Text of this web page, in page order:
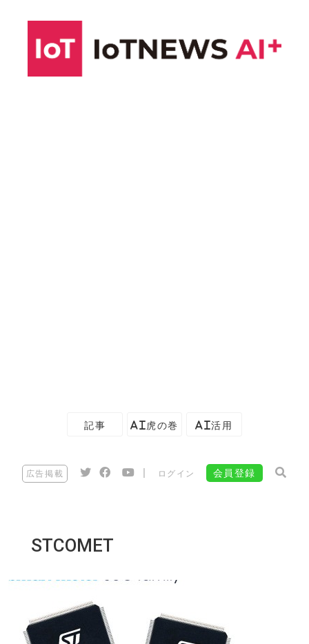
記事 AI虎の巻 AI活用
広告掲載 ログイン 会員登録
STCOMET